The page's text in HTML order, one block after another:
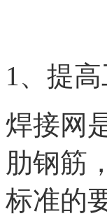
1、提
焊接网
肋钢筋
标准的